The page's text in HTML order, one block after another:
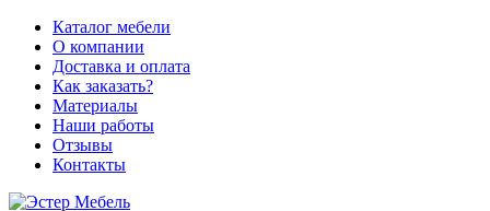
Каталог мебели
О компании
Доставка и оплата
Как заказать?
Материалы
Наши работы
Отзывы
Контакты